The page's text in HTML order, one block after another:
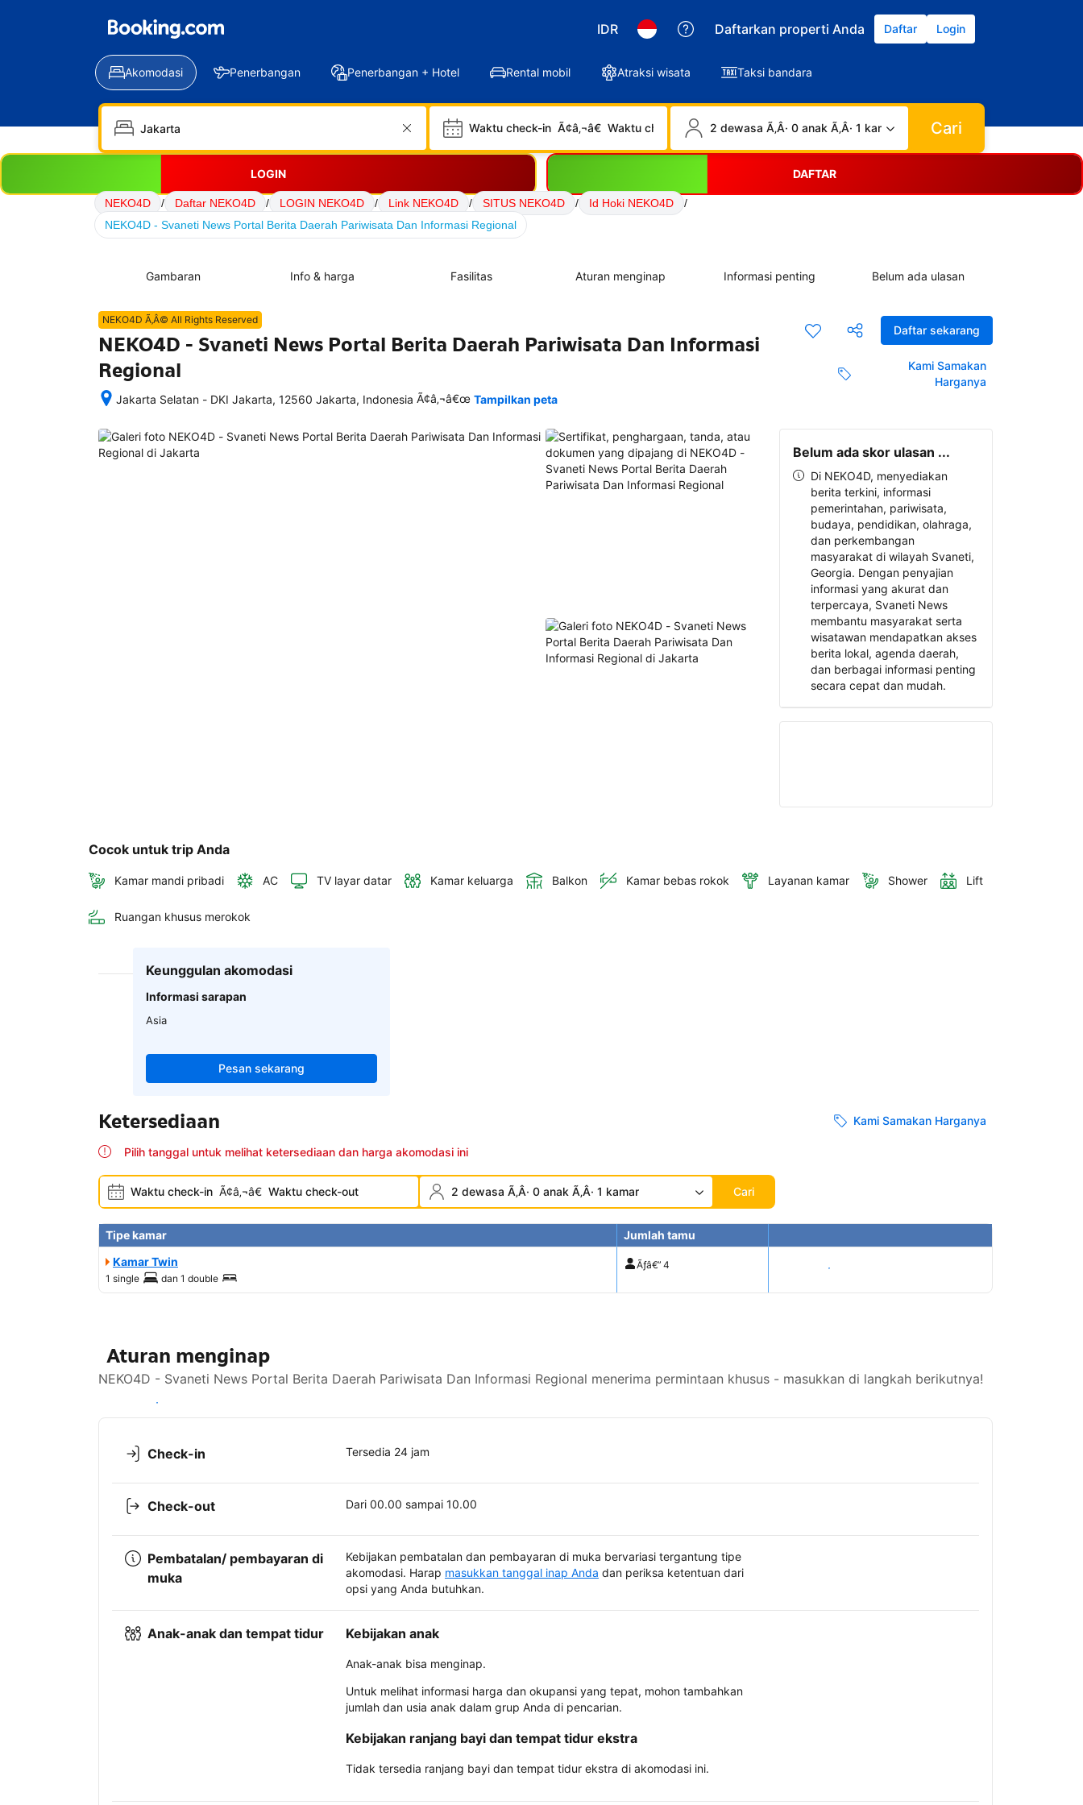
IDR Daftarkan properti Anda Daftar Login
Akomodasi Penerbangan Penerbangan + Hotel Rental mobil Atraksi wisata Taksi bandara
Waktu check-in Ã¢â‚¬â€ Waktu check-out 2 dewasa Ã‚Â· 0 anak Ã‚Â· 1 kamar Cari
LOGIN DAFTAR
NEKO4D / Daftar NEKO4D / LOGIN NEKO4D / Link NEKO4D / SITUS NEKO4D / Id Hoki NEKO4D
/
NEKO4D - Svaneti News Portal Berita Daerah Pariwisata Dan Informasi Regional
Gambaran Info & harga Fasilitas Aturan menginap Informasi penting Belum ada ulasan
Daftar sekarang
Kami Samakan
Harganya
NEKO4D Ã‚Â© All Rights Reserved
NEKO4D - Svaneti News Portal Berita Daerah Pariwisata Dan Informasi
Regional
Jakarta Selatan - DKI Jakarta, 12560 Jakarta, Indonesia
memesan,
semua
rincian
Ã¢â‚¬â€œ Tampilkan peta
Belum ada skor ulasan ...
Di NEKO4D, menyediakan
berita terkini, informasi
pemerintahan, pariwisata,
budaya, pendidikan, olahraga,
dan perkembangan
masyarakat di wilayah Svaneti,
Georgia. Dengan penyajian
informasi yang akurat dan
terpercaya, Svaneti News
membantu masyarakat serta
wisatawan mendapatkan akses
berita lokal, agenda daerah,
dan berbagai informasi penting
secara cepat dan mudah.
Cocok untuk trip Anda
Kamar mandi pribadi AC TV layar datar Kamar keluarga Balkon Kamar bebas rokok Layanan kamar Shower Lift
Ruangan khusus merokok
Keunggulan akomodasi
Informasi sarapan
Asia
Pesan sekarang
Ketersediaan Kami Samakan Harganya
Pilih tanggal untuk melihat ketersediaan dan harga akomodasi ini
Waktu check-in Ã¢â‚¬â€ Waktu check-out 2 dewasa Ã‚Â· 0 anak Ã‚Â· 1 kamar Cari
Tipe kamar
Jumlah tamu
Kamar Twin
1 single dan 1 double
Ãƒâ€” 4 Tampilkan harga
Aturan menginap
NEKO4D - Svaneti News Portal Berita Daerah Pariwisata Dan Informasi Regional menerima permintaan khusus - masukkan di langkah berikutnya!
Lihat ketersediaan
Check-in Tersedia 24 jam
Check-out Dari 00.00 sampai 10.00
Pembatalan/ pembayaran di
muka
Kebijakan pembatalan dan pembayaran di muka bervariasi tergantung tipe
akomodasi. Harap masukkan tanggal inap Anda dan periksa ketentuan dari
opsi yang Anda butuhkan.
Anak-anak dan tempat tidur Kebijakan anak
Anak-anak bisa menginap.
Untuk melihat informasi harga dan okupansi yang tepat, mohon tambahkan
jumlah dan usia anak dalam grup Anda di pencarian.
Kebijakan ranjang bayi dan tempat tidur ekstra
Tidak tersedia ranjang bayi dan tempat tidur ekstra di akomodasi ini.